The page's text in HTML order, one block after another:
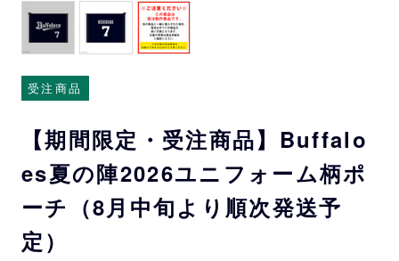
受注商品
【期間限定・受注商品】Buffalo
es夏の陣2026ユニフォーム柄ポ
ーチ（8月中旬より順次発送予
定）